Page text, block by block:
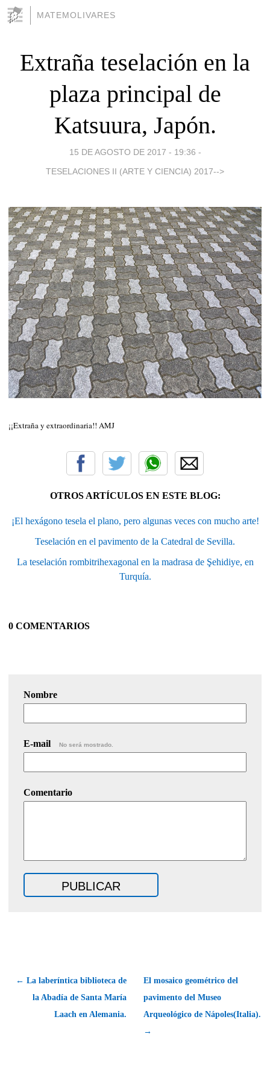
MATEMOLIVARES
Extraña teselación en la
plaza principal de
Katsuura, Japón.
15 DE AGOSTO DE 2017 - 19:36 -
TESELACIONES II (ARTE Y CIENCIA) 2017-->
¡¡Extraña y extraordinaria!! AMJ
OTROS ARTÍCULOS EN ESTE BLOG:
¡El hexágono tesela el plano, pero algunas veces con mucho arte!
Teselación en el pavimento de la Catedral de Sevilla.
La teselación rombitrihexagonal en la madrasa de Şehidiye, en
Turquía.
0 COMENTARIOS
Nombre
E-mail No será mostrado.
Comentario
← La laberíntica biblioteca de
la Abadía de Santa María
Laach en Alemania.
El mosaico geométrico del
pavimento del Museo
Arqueológico de Nápoles(Italia).
→